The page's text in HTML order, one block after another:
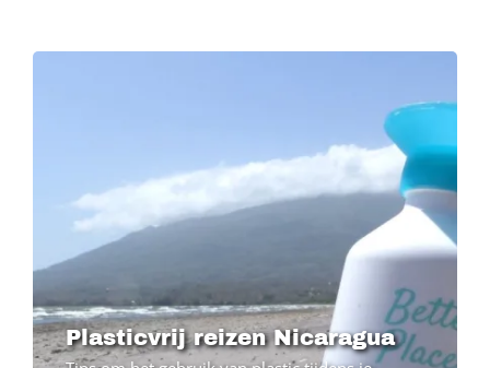
Image
Plasticvrij reizen Nicaragua